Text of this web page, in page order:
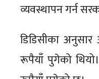
व्यवस्थापन गर्न
डिडिसीका
रूपैयाँ पुगेको